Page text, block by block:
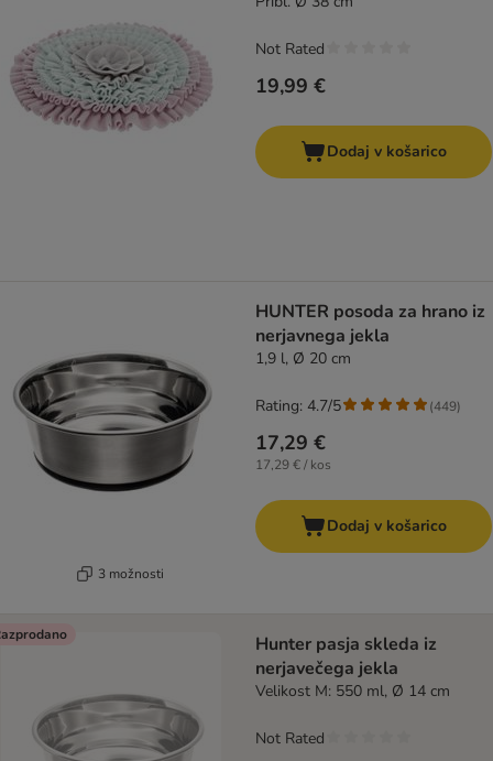
19,99 €
Not Rated
Dodaj v košarico
3 možnosti
HUNTER posoda za hrano iz
nerjavnega jekla
1,9 l, Ø 20 cm
17,29 €
17,29 € / kos
Rating: 4.7/5 (449)
Dodaj v košarico
Hunter pasja skleda iz
nerjavečega jekla
Velikost M: 550 ml, Ø 14 cm
Not Rated